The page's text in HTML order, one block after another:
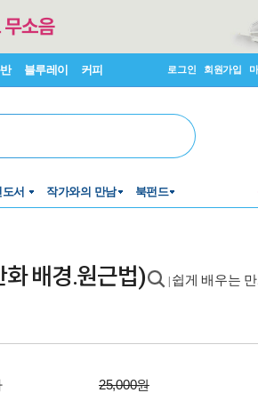
블루레이 커피 로그인 회원가입
서 작가와의 만남 북펀드
화 배경.원근법) 쉽게 배우는
25,000원